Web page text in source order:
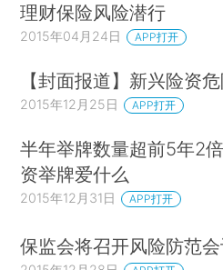
理财保险风险潜行
2015年04月24日 APP打开
【封面报道】新兴险资
2015年12月25日 APP打开
半年举牌数量超前5年2
资举牌爱什么
2015年12月31日 APP打开
保监会将召开风险防范